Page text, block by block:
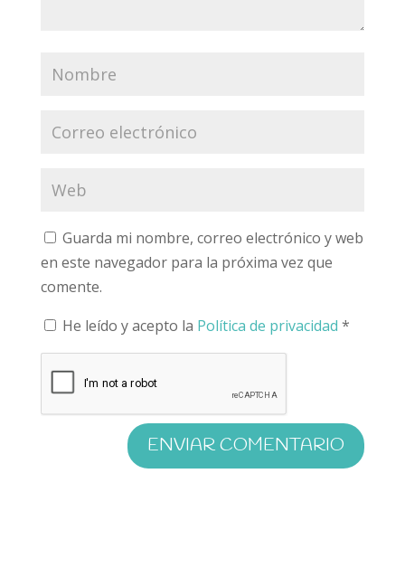
Guarda mi nombre, correo electrónico y web
en este navegador para la próxima vez que
comente.
He leído y acepto la Política de privacidad *